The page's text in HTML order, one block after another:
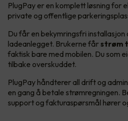
PlugPay er en komplett løsning for
private og offentlige
Du får en bekymringsfri installasjon
ladeanlegget. Brukerne får strøm
faktisk bare med mobilen. Du som
tilbake overskuddet.
PlugPay håndterer all drift og
en gang å betale strømregningen.
support og fakturaspørsmål hører